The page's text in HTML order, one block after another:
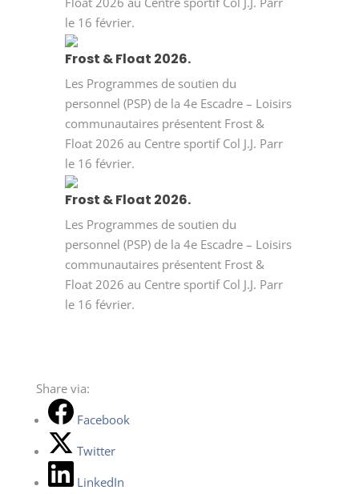
le 16 février.
Frost & Float 2026.
Les Programmes de soutien du
personnel (PSP) de la 4e Escadre – Loisirs
communautaires présentent Frost &
Float 2026 au Centre sportif Col J.J. Parr
le 16 février.
Frost & Float 2026.
Les Programmes de soutien du
personnel (PSP) de la 4e Escadre – Loisirs
communautaires présentent Frost &
Float 2026 au Centre sportif Col J.J. Parr
le 16 février.
Share via:
Facebook
Twitter
LinkedIn